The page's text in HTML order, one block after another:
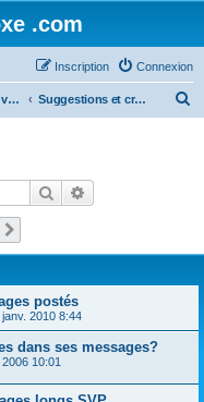
.com
Connexion
Inscription
forum - orthodoxe : vos remarques Suggestions et critiques
c
r
Rechercher
postés
2010 8:44
dans ses messages?
10:01